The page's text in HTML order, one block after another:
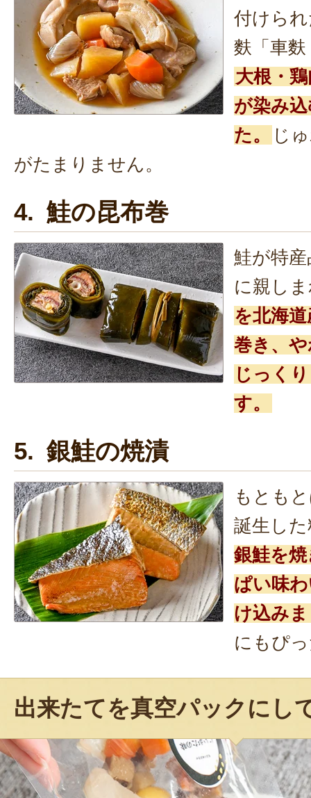
付けら
麩「車
大根・
が染み
た。
じ
がたまりません。
4. 鮭の昆布巻
鮭が特
に親し
を北海
巻き、
じっく
す。
5. 銀鮭の焼漬
もとも
誕生し
銀鮭を
ぱい味
け込み
にもぴ
出来たてを真空パックにし